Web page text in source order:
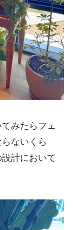
みたらフェ
ないくら
計において